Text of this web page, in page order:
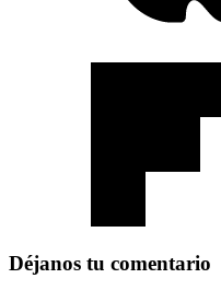
Déjanos tu comentario